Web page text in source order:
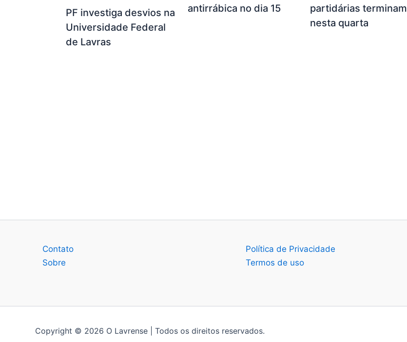
PF investiga desvios na
Universidade Federal
de Lavras
antirrábica no dia 15
partidárias terminam
nesta quarta
Contato
Sobre
Política de Privacidade
Termos de uso
Copyright © 2026 O Lavrense | Todos os direitos reservados.